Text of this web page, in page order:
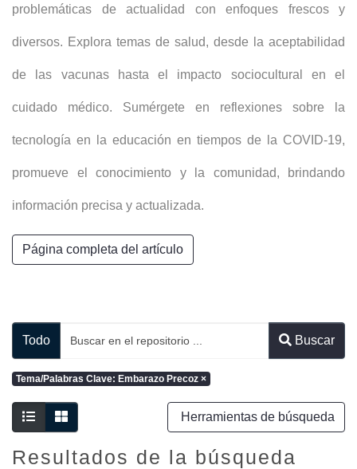
problemáticas de actualidad con enfoques frescos y
diversos. Explora temas de salud, desde la aceptabilidad
de las vacunas hasta el impacto sociocultural en el
cuidado médico. Sumérgete en reflexiones sobre la
tecnología en la educación en tiempos de la COVID-19,
promueve el conocimiento y la comunidad, brindando
información precisa y actualizada.
Página completa del artículo
Todo Buscar
Tema/Palabras Clave: Embarazo Precoz ×
Herramientas de búsqueda
Resultados de la búsqueda